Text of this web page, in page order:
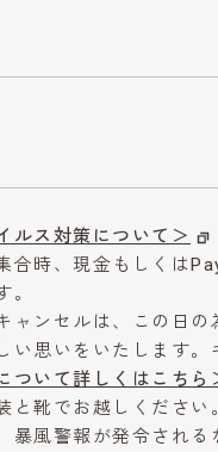
ルス対策について＞
合時、現金もしくは
。
ャンセルは、この日
い思いをいたします。
ついて詳しくはこちら
と靴でお越しください。
暴風警報が発令される